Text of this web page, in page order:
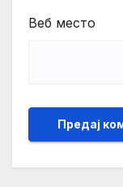
Веб место